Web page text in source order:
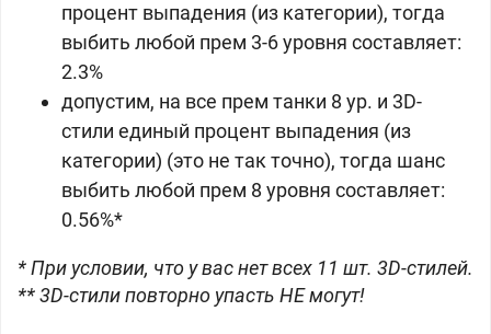
процент выпадения (из категории), тогда
выбить любой прем 3-6 уровня составляет:
2.3%
допустим, на все прем танки 8 ур. и 3D-
стили единый процент выпадения (из
категории) (это не так точно), тогда шанс
выбить любой прем 8 уровня составляет:
0.56%*
* При условии, что у вас нет всех 11 шт. 3D-стилей.
** 3D-стили повторно упасть НЕ могут!